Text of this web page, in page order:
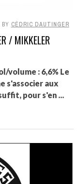
BY CÉDRIC DAUTINGER
/ MIKKELER
volume : 6,6% Le
s'associer aux
pour s'en ...